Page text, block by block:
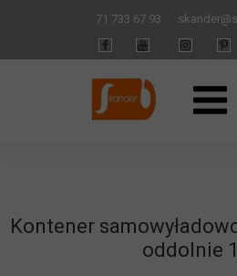
71 733 67 93 skander
Kontener
oddolnie